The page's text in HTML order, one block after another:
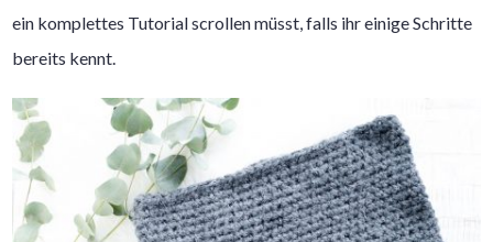
ein komplettes Tutorial scrollen müsst, falls ihr einige Schritte
bereits kennt.